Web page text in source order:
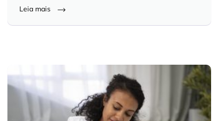
Guarda de Documentos
Leia mais